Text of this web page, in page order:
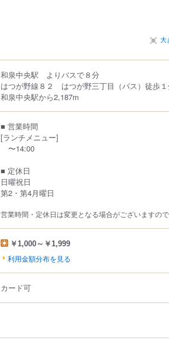
大
和泉中央駅 よりバスで８分
はつが野線８２ はつが野三丁目（バス）徒歩１
和泉中央駅から2,187m
■ 営業時間
[ランチメニュー]
〜14:00
■ 定休日
日曜祝日
第2・第4月曜日
営業時間・定休日は変更となる場合がございますの
￥1,000～￥1,999
利用金額分布を見る
カード可